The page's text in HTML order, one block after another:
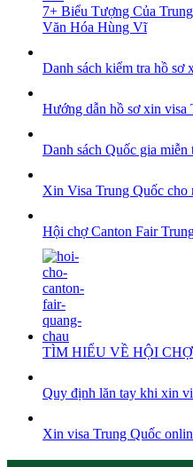
7+ Biểu Tượng Của
Văn Hóa Hùng Vĩ
Danh sách kiểm tra hồ sơ
Hướng dẫn hồ sơ xin visa
Danh sách Quốc gia
Xin Visa Trung Quốc
Hội chợ Canton Fair
TÌM HIỂU VỀ HỘI
Quy định lăn tay khi xin
Xin visa Trung Quốc